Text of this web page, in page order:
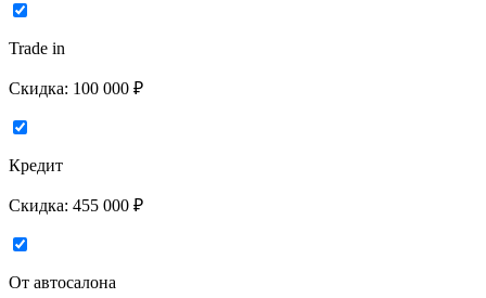
Trade in
Скидка: 100 000 ₽
Кредит
Скидка: 455 000 ₽
От автосалона